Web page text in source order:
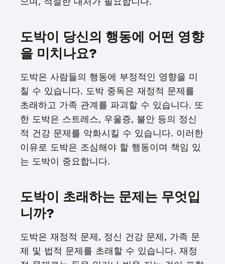
도박이 당신의 행동에 어떤 영향
을 미치나요?
도박은 사람들의 행동에 부정적인 영향을 미
칠 수 있습니다. 도박 중독은 재정적 문제를
초래하고 가족 관계를 파괴할 수 있습니다. 또
한 도박은 스트레스, 우울증, 불안 등의 정신
적 건강 문제를 악화시킬 수 있습니다. 이러한
이유로 도박은 조심해야 할 행동이며 책임 있
는 도박이 중요합니다.
도박이 초래하는 문제는 무엇입
니까?
도박은 재정적 문제, 정신 건강 문제, 가족 문
제 및 법적 문제를 초래할 수 있습니다. 재정